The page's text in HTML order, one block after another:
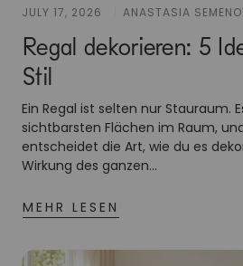
JULY 17, 2026 ANASTASIA
Regal dekorieren: 5
Stil
Ein Regal ist selten nur Stauraum.
sichtbarsten Flächen im Raum,
entscheidet die Art, wie du es
Wirkung des ganzen...
MEHR LESEN